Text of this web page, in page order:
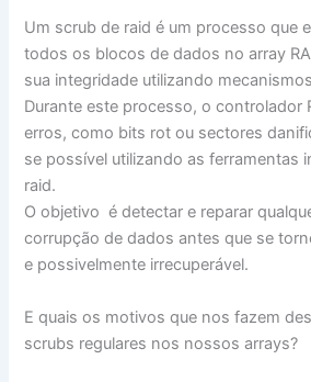
Um scrub de raid é um processo que
todos os blocos de dados no array
sua integridade utilizando
Durante este processo, o controlador
erros, como bits rot ou sectores
se possível utilizando as ferramentas
raid.
O objetivo é detectar e reparar
corrupção de dados antes que se
e possivelmente irrecuperável.
E quais os motivos que nos fazem
scrubs regulares nos nossos arrays?